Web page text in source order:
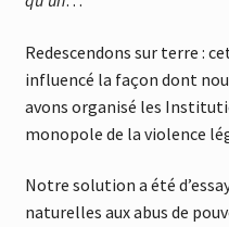
Redescendons sur terre :
influencé la façon dont
avons organisé les
monopole de la violence
Notre solution a été
naturelles aux abus de